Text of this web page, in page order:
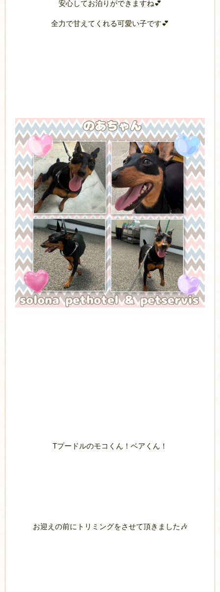
安心してお泊りができますね💕
全力で甘えてくれる可愛い子です💕
Tプードルのモコくん！ベアくん！
お迎えの前にトリミングをさせて頂きました🎶